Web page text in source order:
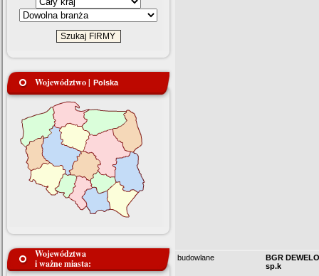
Województwo | Polska
Województwa
i ważne miasta:
budowlane
BGR
sp.k